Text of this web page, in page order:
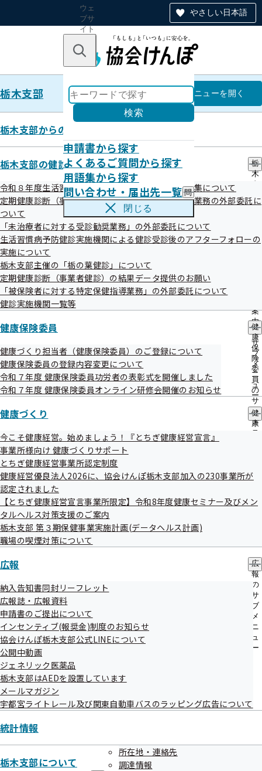
やさしい日本語
ウェ
ブサ
イト
のナ
ン
キーワードで探す
検索
申請書から探す
よくあるご質問から探す
用語集から探す
問い合わせ・届出先一覧 問
い
わ
・
先
一
覧
の
ニ
閉じる
栃木支部 栃木支部
メニューを開く
栃木支部からのお知らせ
栃木支部の健診・保健指導のご案内
栃
木
部
の
・
案
内
の
サ
ブ
メ
ニ
ュ
ー
令和８年度生活習慣病予防健診等実施機関の新規募集について
定期健康診断（事業者健診）の結果データ提供勧奨業務の外部委託に
ついて
「未治療者に対する受診勧奨業務」の外部委託について
生活習慣病予防健診実施機関による健診受診後のアフターフォローの
実施について
栃木支部主催の「栃の葉健診」について
定期健康診断（事業者健診）の結果データ提供のお願い
「被保険者に対する特定保健指導業務」の外部委託について
健診実施機関一覧等
健康保険委員
健
康
保
険
委
員
の
サ
ブ
メ
ニ
健康づくり担当者（健康保険委員）のご登録について
健康保険委員の登録内容変更について
令和７年度 健康保険委員功労者の表彰式を開催しました
令和７年度 健康保険委員オンライン研修会開催のお知らせ
健康づくり
健
康
サ
メ
ニ
今こそ健康経営。始めましょう！『とちぎ健康経営宣言』
事業所様向け 健康づくりサポート
とちぎ健康経営事業所認定制度
健康経営優良法人2026に、協会けんぽ栃木支部加入の230事業所が
認定されました
【とちぎ健康経営宣言事業所限定】令和8年度健康セミナー及びメン
タルヘルス対策支援のご案内
栃木支部 第３期保健事業実施計画(データヘルス計画)
職場の喫煙対策について
広報
広
報
の
サ
ブ
メ
ニ
ュ
ー
納入告知書同封リーフレット
広報誌・広報資料
申請書のご提出について
インセンティブ(報奨金)制度のお知らせ
協会けんぽ栃木支部公式LINEについて
公開中動画
ジェネリック医薬品
栃木支部はAEDを設置しています
メールマガジン
宇都宮ライトレール及び関東自動車バスのラッピング広告について
統計情報
栃木支部について
所在地・連絡先
調達情報
健康づくり担当者（健康保険委
員）のご登録について
事業主の皆様へ
社員が入院することになった！医療費の負担が安くなる制度
はあるの？
社員が病気で休むことになった！休業手当のような制度はあ
るの？
社員が退職することになった！その後の健康保険はどうなる
の？
制度の種類が多くて何が何だかわからない・・・
こんな時、事業所内で健康保険の知識があり、アドバイスが
できる方がいれば、心強いと思ませんか？
協会けんぽ栃木支部では、メールによる最新情報の提供、健
康保険委員限定の「協会けんぽGUIDE BOOK」、健康保険委
員向け広報誌「協会けんぽとちぎ」などをお送りし、日々の
健康保険事務に活用いただいております！日々のお仕事に支
障のない範囲でご協力いただいておりますので、この機会に
ぜひ、御社の従業員様をご登録ください。また、事業主様ご
自身もご登録いただけます！
ご登録のメリット
健康保険の手続きがすぐわかる！「協会けんぽGUIDE
BOOK（見本は画像をクリック）」を進呈
最新の健康保険制度の情報をいち早く提供！「協会け
各種研修会、セミナーに優先的にご案内
活動内容に応じて表彰制度あり